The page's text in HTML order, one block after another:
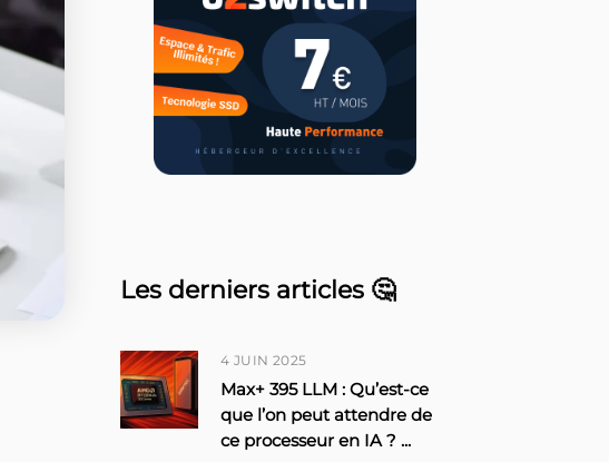
Les derniers articles 🤔
4 JUIN 2025
Max+ 395 LLM : Qu’est-ce
que l’on peut attendre de
ce processeur en IA ? ...